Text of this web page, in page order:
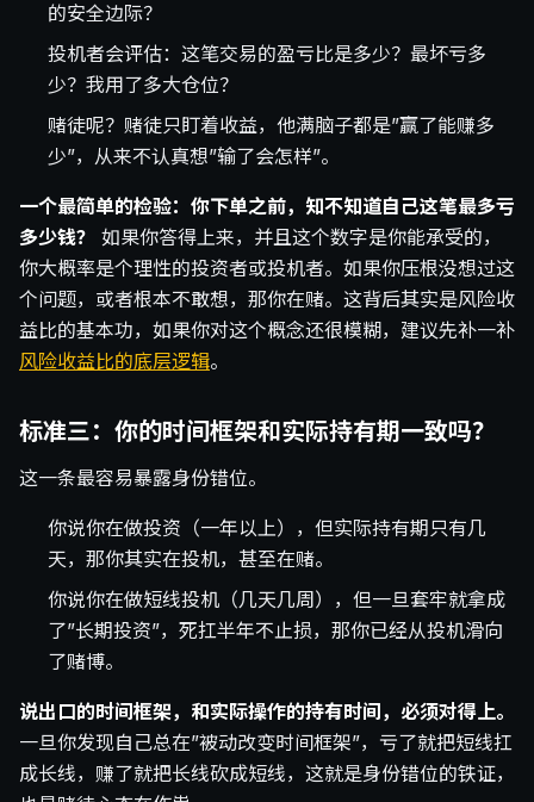
的安全边际？
投机者会评估：这笔交易的盈亏比是多少？最坏亏多
少？我用了多大仓位？
赌徒呢？赌徒只盯着收益，他满脑子都是”赢了能赚多
少”，从来不认真想”输了会怎样”。
一个最简单的检验：你下单之前，知不知道自己这笔最多亏
多少钱？
如果你答得上来，并且这个数字是你能承受的，
你大概率是个理性的投资者或投机者。如果你压根没想过这
个问题，或者根本不敢想，那你在赌。这背后其实是风险收
益比的基本功，如果你对这个概念还很模糊，建议先补一补
风险收益比的底层逻辑。
标准三：你的时间框架和实际持有期一致吗？
这一条最容易暴露身份错位。
你说你在做投资（一年以上），但实际持有期只有几
天，那你其实在投机，甚至在赌。
你说你在做短线投机（几天几周），但一旦套牢就拿成
了”长期投资”，死扛半年不止损，那你已经从投机滑向
了赌博。
说出口的时间框架，和实际操作的持有时间，必须对得上。
一旦你发现自己总在”被动改变时间框架”，亏了就把短线扛
成长线，赚了就把长线砍成短线，这就是身份错位的铁证，